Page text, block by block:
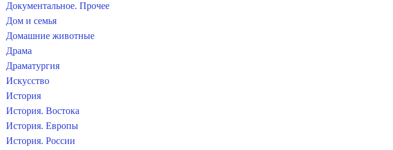
Документальное. Прочее
Дом и семья
Домашние животные
Драма
Драматургия
Искусство
История
История. Востока
История. Европы
История. России